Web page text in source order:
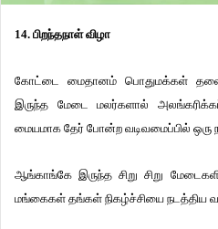
14. பிறந்தநாள் விழா
கோட்டை மைதானம் பொதுமக்கள்
இருந்த மேடை மலர்களால்
மையமாக தேர் போன்ற வடிவமைப்பில் ஒரு
ஆங்காங்கே இருந்த சிறு சிறு
மங்கைகள் தங்கள் நிகழ்ச்சியை நடத்திய